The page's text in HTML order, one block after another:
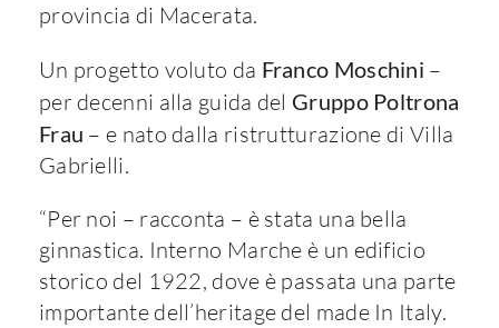
provincia di Macerata.
Un progetto voluto da Franco Moschini –
per decenni alla guida del Gruppo Poltrona
Frau – e nato dalla ristrutturazione di Villa
Gabrielli.
“Per noi – racconta – è stata una bella
ginnastica. Interno Marche è un edificio
storico del 1922, dove è passata una parte
importante dell’heritage del made In Italy.